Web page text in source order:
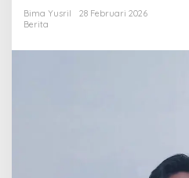
S
Bima Yusril
28 Februari 2026
Berita